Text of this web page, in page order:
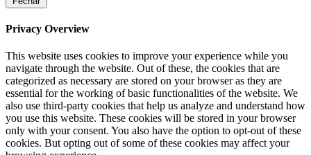
Privacy Overview
This website uses cookies to improve your experience while you
navigate through the website. Out of these, the cookies that are
categorized as necessary are stored on your browser as they are
essential for the working of basic functionalities of the website. We
also use third-party cookies that help us analyze and understand how
you use this website. These cookies will be stored in your browser
only with your consent. You also have the option to opt-out of these
cookies. But opting out of some of these cookies may affect your